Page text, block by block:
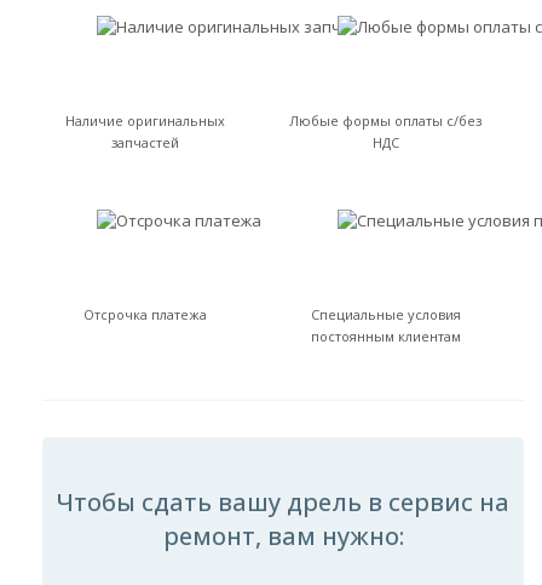
Наличие оригинальных
запчастей
Любые формы оплаты с/без
НДС
Отсрочка платежа
Специальные условия
постоянным клиентам
Чтобы сдать вашу дрель в сервис на
ремонт, вам нужно: